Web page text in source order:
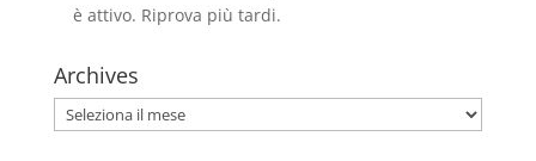
è attivo. Riprova più tardi.
Archives
Archives